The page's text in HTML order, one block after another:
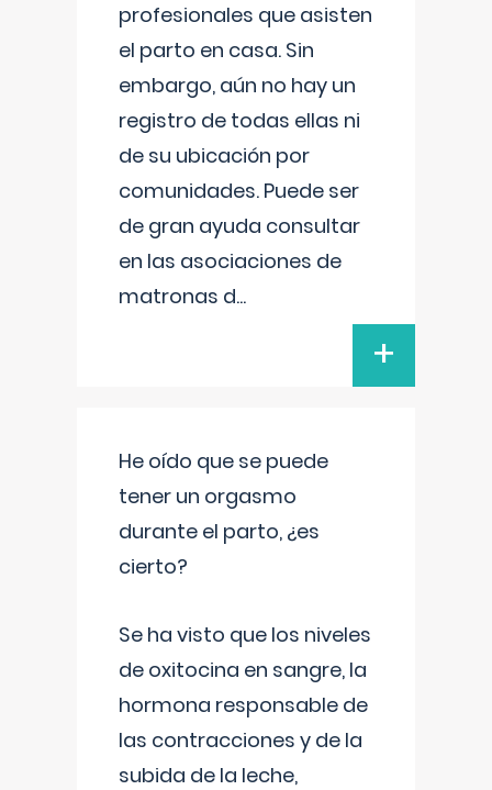
profesionales que asisten
el parto en casa. Sin
embargo, aún no hay un
registro de todas ellas ni
de su ubicación por
comunidades. Puede ser
de gran ayuda consultar
en las asociaciones de
matronas d...
+
He oído que se puede
tener un orgasmo
durante el parto, ¿es
cierto?
Se ha visto que los niveles
de oxitocina en sangre, la
hormona responsable de
las contracciones y de la
subida de la leche,